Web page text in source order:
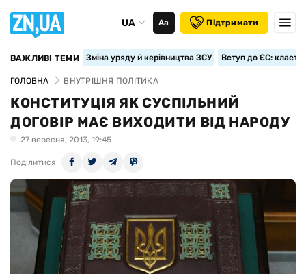
UA Аа Підтримати
ВАЖЛИВІ ТЕМИ Зміна уряду й керівництва ЗСУ Вступ до ЄС:
ГОЛОВНА ВНУТРІШНЯ ПОЛІТИКА
КОНСТИТУЦІЯ ЯК СУСПІЛЬНИЙ
ДОГОВІР МАЄ ВИХОДИТИ ВІД НАРОДУ
27 вересня, 2013, 19:45
Поділитися